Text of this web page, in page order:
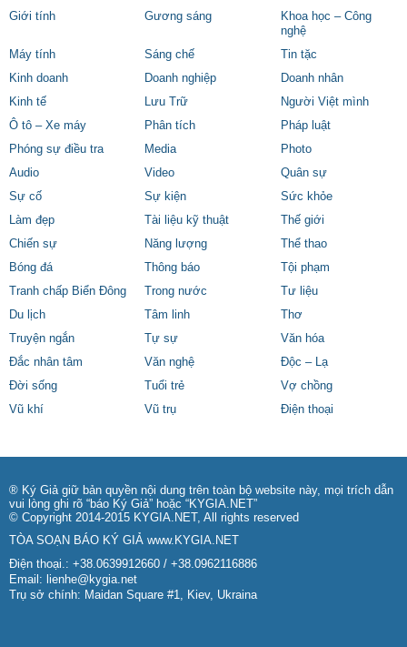
Giới tính
Gương sáng
Khoa học – Công
nghệ
Máy tính
Sáng chế
Tin tặc
Kinh doanh
Doanh nghiệp
Doanh nhân
Kinh tế
Lưu Trữ
Người Việt mình
Ô tô – Xe máy
Phân tích
Pháp luật
Phóng sự điều tra
Media
Photo
Audio
Video
Quân sự
Sự cố
Sự kiện
Sức khỏe
Làm đẹp
Tài liệu kỹ thuật
Thế giới
Chiến sự
Năng lượng
Thể thao
Bóng đá
Thông báo
Tội phạm
Tranh chấp Biển Đông
Trong nước
Tư liệu
Du lịch
Tâm linh
Thơ
Truyện ngắn
Tự sự
Văn hóa
Đắc nhân tâm
Văn nghệ
Độc – Lạ
Đời sống
Tuổi trẻ
Vợ chồng
Vũ khí
Vũ trụ Điện thoại
® Ký Giả giữ bản quyền nội dung trên toàn bộ website này, mọi trích dẫn
vui lòng ghi rõ “báo Ký Giả” hoặc “KYGIA.NET”
© Copyright 2014-2015 KYGIA.NET, All rights reserved
TÒA SOẠN BÁO KÝ GIẢ www.KYGIA.NET
Điện thoại.: +38.0639912660 / +38.0962116886
Email: lienhe@kygia.net
Trụ sở chính: Maidan Square #1, Kiev, Ukraina